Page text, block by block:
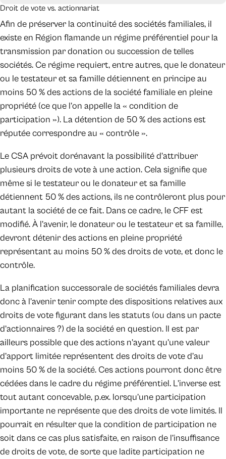
Droit de vote vs. actionnariat
Afin de préserver la continuité des sociétés familiales, il
existe en Région flamande un régime préférentiel pour la
transmission par donation ou succession de telles
sociétés. Ce régime requiert, entre autres, que le donateur
ou le testateur et sa famille détiennent en principe au
moins 50 % des actions de la société familiale en pleine
propriété (ce que l’on appelle la « condition de
participation »). La détention de 50 % des actions est
réputée correspondre au « contrôle ».
Le CSA prévoit dorénavant la possibilité d’attribuer
plusieurs droits de vote à une action. Cela signifie que
même si le testateur ou le donateur et sa famille
détiennent 50 % des actions, ils ne contrôleront plus pour
autant la société de ce fait. Dans ce cadre, le CFF est
modifié. À l’avenir, le donateur ou le testateur et sa famille,
devront détenir des actions en pleine propriété
représentant au moins 50 % des droits de vote, et donc le
contrôle.
La planification successorale de sociétés familiales devra
donc à l’avenir tenir compte des dispositions relatives aux
droits de vote figurant dans les statuts (ou dans un pacte
d’actionnaires ?) de la société en question. Il est par
ailleurs possible que des actions n’ayant qu’une valeur
d’apport limitée représentent des droits de vote d’au
moins 50 % de la société. Ces actions pourront donc être
cédées dans le cadre du régime préférentiel. L’inverse est
tout autant concevable, p.ex. lorsqu’une participation
importante ne représente que des droits de vote limités. Il
pourrait en résulter que la condition de participation ne
soit dans ce cas plus satisfaite, en raison de l’insuffisance
de droits de vote, de sorte que ladite participation ne